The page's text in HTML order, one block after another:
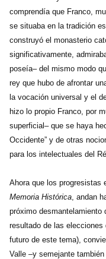
comprendía que Franco,
se situaba en la tradición
construyó el monasterio
significativamente,
poseía– del mismo modo
rey que hubo de afrontar
la vocación universal y el
hizo lo propio Franco, por
superficial– que se haya
Occidente” y de otras
para los intelectuales del
Ahora que los progresistas
Memoria Histórica , andan
próximo desmantelamiento
resultado de las elecciones
futuro de este tema),
Valle –y semejante